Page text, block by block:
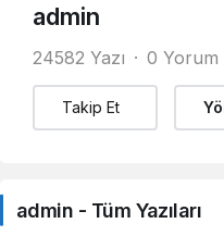
admin
24582 Yazı 0 Yorum
Takip Et
admin - Tüm Yazıları